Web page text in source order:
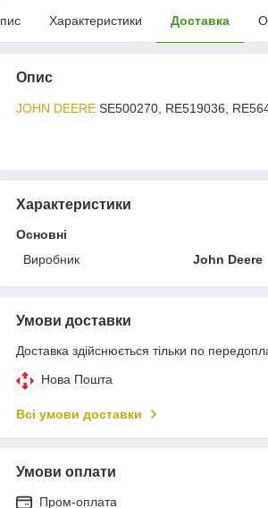
Характеристики Доставка
Опис
JOHN DEERE SE500270, RE519036,
Характеристики
Основні
Виробник
John Deere
Умови доставки
Доставка здійснюється тільки по
Нова Пошта
Всі умови доставки
Умови оплати
Пром-оплата